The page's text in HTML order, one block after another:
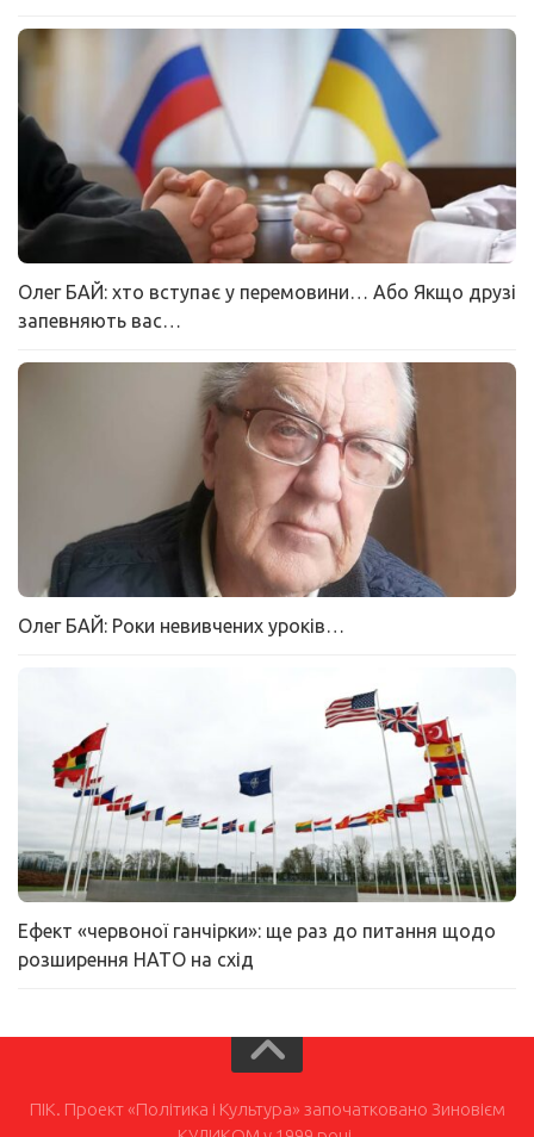
Олег БАЙ: хто вступає у перемовини… Або Якщо друзі
запевняють вас…
Олег БАЙ: Роки невивчених уроків…
Ефект «червоної ганчірки»: ще раз до питання щодо
розширення НАТО на схід
ПІК. Проект «Політика і Культура» започатковано Зиновієм